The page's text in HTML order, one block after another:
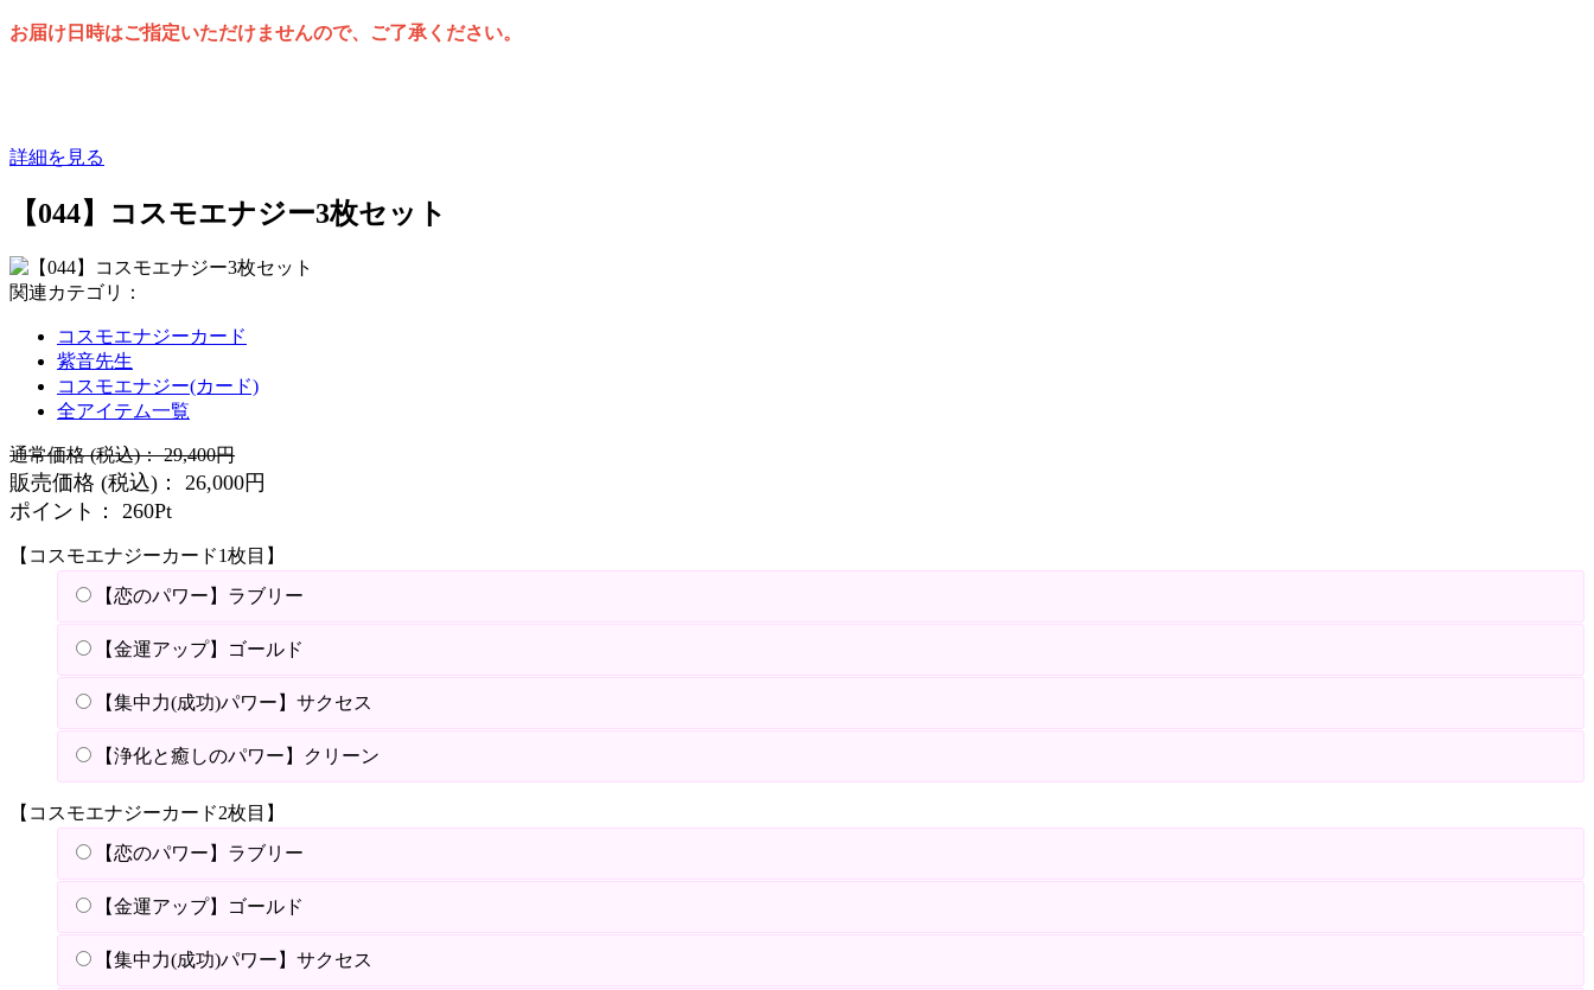
お届け日時はご指定いただけませんので、ご了承ください。
詳細を見る
【044】コスモエナジー3枚セット
関連カテゴリ：
コスモエナジーカード
紫音先生
コスモエナジー(カード)
全アイテム一覧
通常価格(税込)：29,400円
販売価格 (税込) ： 26,000円
ポイント： 260Pt
【コスモエナジーカード1枚目】
【恋のパワー】ラブリー
【金運アップ】ゴールド
【集中力(成功)パワー】サクセス
【浄化と癒しのパワー】クリーン
【コスモエナジーカード2枚目】
【恋のパワー】ラブリー
【金運アップ】ゴールド
【集中力(成功)パワー】サクセス